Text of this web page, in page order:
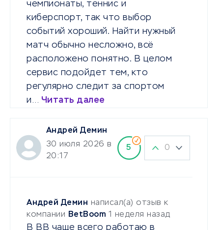
чемпионаты, теннис и
киберспорт, так что выбор
событий хороший. Найти нужный
матч обычно несложно, всё
расположено понятно. В целом
сервис подойдет тем, кто
регулярно следит за спортом
и… Читать далее
Андрей Демин
30 июля 2026 в
20:17
5 0
Андрей Демин написал(а) отзыв к
компании BetBoom 1 неделя назад
В ВВ чаще всего работаю в